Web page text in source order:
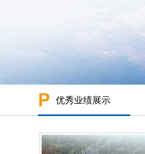
优秀业绩展示